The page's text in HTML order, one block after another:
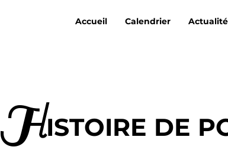
Accueil Calendrier
HISTOIRE DE